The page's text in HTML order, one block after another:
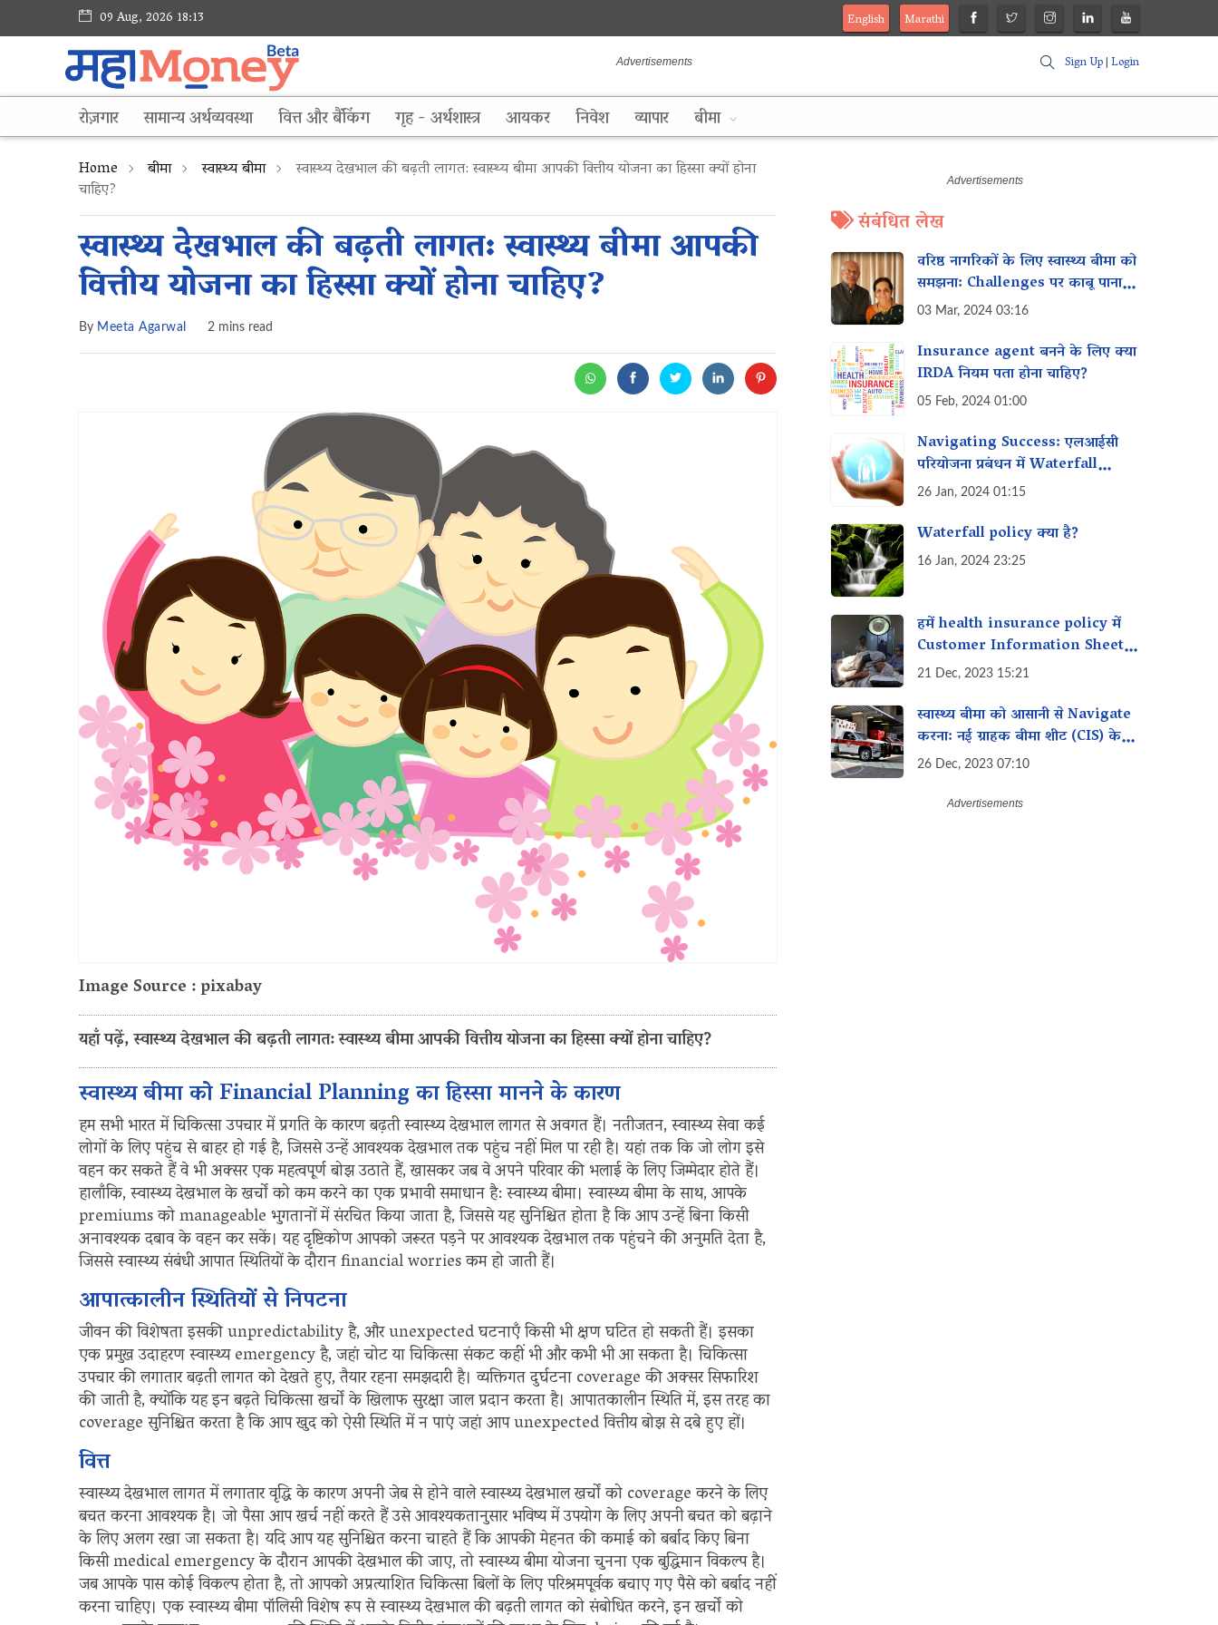
09 Aug, 2026 18:13 English
Marathi
Sign Up|Login
रोज़गार सामान्य अर्थव्यवस्था वित्त और बैंकिंग गृह - अर्थशास्त्र आयकर निवेश व्यापार बीमा
Home बीमा स्वास्थ्य बीमा स्वास्थ्य देखभाल की बढ़ती लागत: स्वास्थ्य बीमा आपकी वित्तीय योजना का हिस्सा क्यों होना
चाहिए?
स्वास्थ्य देखभाल की बढ़ती लागत: स्वास्थ्य बीमा आपकी
वित्तीय योजना का हिस्सा क्यों होना चाहिए?
By Meeta Agarwal 2 mins read
Image Source : pixabay
यहाँ पढ़ें, स्वास्थ्य देखभाल की बढ़ती लागत: स्वास्थ्य बीमा आपकी वित्तीय योजना का हिस्सा क्यों होना चाहिए?
स्वास्थ्य बीमा को Financial Planning का हिस्सा मानने के कारण
हम सभी भारत में चिकित्सा उपचार में प्रगति के कारण बढ़ती स्वास्थ्य देखभाल लागत से अवगत हैं। नतीजतन, स्वास्थ्य सेवा कई
लोगों के लिए पहुंच से बाहर हो गई है, जिससे उन्हें आवश्यक देखभाल तक पहुंच नहीं मिल पा रही है। यहां तक कि जो लोग इसे
वहन कर सकते हैं वे भी अक्सर एक महत्वपूर्ण बोझ उठाते हैं, खासकर जब वे अपने परिवार की भलाई के लिए जिम्मेदार होते हैं।
हालाँकि, स्वास्थ्य देखभाल के खर्चों को कम करने का एक प्रभावी समाधान है: स्वास्थ्य बीमा। स्वास्थ्य बीमा के साथ, आपके
premiums को manageable भुगतानों में संरचित किया जाता है, जिससे यह सुनिश्चित होता है कि आप उन्हें बिना किसी
अनावश्यक दबाव के वहन कर सकें। यह दृष्टिकोण आपको जरूरत पड़ने पर आवश्यक देखभाल तक पहुंचने की अनुमति देता है,
जिससे स्वास्थ्य संबंधी आपात स्थितियों के दौरान financial worries कम हो जाती हैं।
आपात्कालीन स्थितियों से निपटना
जीवन की विशेषता इसकी unpredictability है, और unexpected घटनाएँ किसी भी क्षण घटित हो सकती हैं। इसका
एक प्रमुख उदाहरण स्वास्थ्य emergency है, जहां चोट या चिकित्सा संकट कहीं भी और कभी भी आ सकता है। चिकित्सा
उपचार की लगातार बढ़ती लागत को देखते हुए, तैयार रहना समझदारी है। व्यक्तिगत दुर्घटना coverage की अक्सर सिफारिश
की जाती है, क्योंकि यह इन बढ़ते चिकित्सा खर्चों के खिलाफ सुरक्षा जाल प्रदान करता है। आपातकालीन स्थिति में, इस तरह का
coverage सुनिश्चित करता है कि आप खुद को ऐसी स्थिति में न पाएं जहां आप unexpected वित्तीय बोझ से दबे हुए हों।
वित्त
स्वास्थ्य देखभाल लागत में लगातार वृद्धि के कारण अपनी जेब से होने वाले स्वास्थ्य देखभाल खर्चों को coverage करने के लिए
बचत करना आवश्यक है। जो पैसा आप खर्च नहीं करते हैं उसे आवश्यकतानुसार भविष्य में उपयोग के लिए अपनी बचत को बढ़ाने
के लिए अलग रखा जा सकता है। यदि आप यह सुनिश्चित करना चाहते हैं कि आपकी मेहनत की कमाई को बर्बाद किए बिना
किसी medical emergency के दौरान आपकी देखभाल की जाए, तो स्वास्थ्य बीमा योजना चुनना एक बुद्धिमान विकल्प है।
जब आपके पास कोई विकल्प होता है, तो आपको अप्रत्याशित चिकित्सा बिलों के लिए परिश्रमपूर्वक बचाए गए पैसे को बर्बाद नहीं
करना चाहिए। एक स्वास्थ्य बीमा पॉलिसी विशेष रूप से स्वास्थ्य देखभाल की बढ़ती लागत को संबोधित करने, इन खर्चों को
संबंधित लेख
वरिष्ठ नागरिकों के लिए स्वास्थ्य बीमा को
समझना: Challenges पर काबू पाना
और कवरेज सुरक्षित करना
03 Mar, 2024 03:16
Insurance agent बनने के लिए क्या
IRDA नियम पता होना चाहिए?
05 Feb, 2024 01:00
Navigating Success: एलआईसी
परियोजना प्रबंधन में Waterfall
Method का अनावरण
26 Jan, 2024 01:15
Waterfall policy क्या है?
16 Jan, 2024 23:25
हमें health insurance policy में
Customer Information Sheet
(CIS) के नए प्रारूप के बारे में क्या पता
21 Dec, 2023 15:21
स्वास्थ्य बीमा को आसानी से Navigate
करना: नई ग्राहक बीमा शीट (CIS) के
लाभ
26 Dec, 2023 07:10